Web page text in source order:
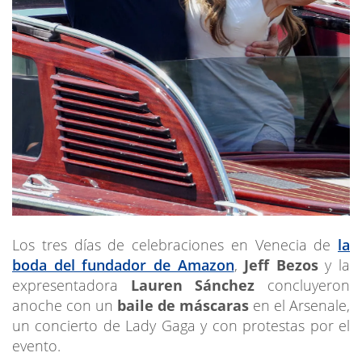
Los tres días de celebraciones en Venecia de la
boda del fundador de Amazon, Jeff Bezosy la
expresentadora Lauren Sánchez concluyeron
anoche con un baile de máscaras en el Arsenale,
un concierto de Lady Gaga y con protestas por el
evento.